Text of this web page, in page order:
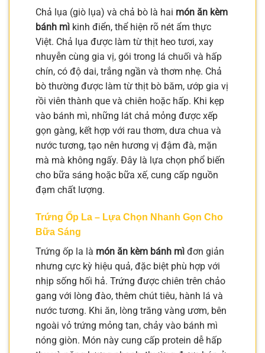
Chả lụa (giò lụa) và chả bò là hai món ăn kèm
bánh mì kinh điển, thể hiện rõ nét ẩm thực
Việt. Chả lụa được làm từ thịt heo tươi, xay
nhuyễn cùng gia vị, gói trong lá chuối và hấp
chín, có độ dai, trắng ngần và thơm nhẹ. Chả
bò thường được làm từ thịt bò băm, ướp gia vị
rồi viên thành que và chiên hoặc hấp. Khi kẹp
vào bánh mì, những lát chả mỏng được xếp
gọn gàng, kết hợp với rau thơm, dưa chua và
nước tương, tạo nên hương vị đậm đà, mặn
mà mà không ngấy. Đây là lựa chọn phổ biến
cho bữa sáng hoặc bữa xế, cung cấp nguồn
đạm chất lượng.
Trứng Ốp La – Lựa Chọn Nhanh Gọn Cho
Bữa Sáng
Trứng ốp la là món ăn kèm bánh mì đơn giản
nhưng cực kỳ hiệu quả, đặc biệt phù hợp với
nhịp sống hối hả. Trứng được chiên trên chảo
gang với lòng đào, thêm chút tiêu, hành lá và
nước tương. Khi ăn, lòng trăng vàng ươm, bên
ngoài vỏ trứng mỏng tan, chảy vào bánh mì
nóng giòn. Món này cung cấp protein dễ hấp